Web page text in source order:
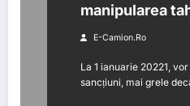
manipularea
E-Camion.ro
La 1 ianuarie 20221,
sancțiuni, mai grele